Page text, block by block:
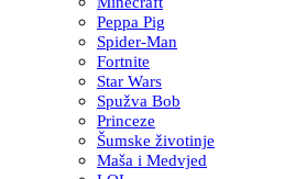
Peppa Pig
Spider-Man
Fortnite
Star Wars
Spužva Bob
Princeze
Šumske životinje
Maša i Medvjed